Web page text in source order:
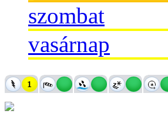
szombat
vasárnap